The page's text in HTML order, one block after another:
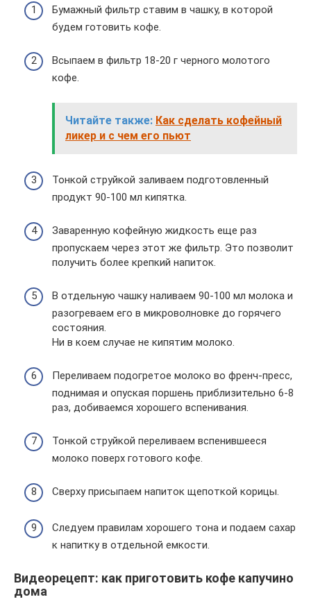
Бумажный фильтр ставим в чашку, в которой
будем готовить кофе.
Всыпаем в фильтр 18-20 г черного молотого
кофе.
Читайте также: Как сделать кофейный
ликер и с чем его пьют
Тонкой струйкой заливаем подготовленный
продукт 90-100 мл кипятка.
Заваренную кофейную жидкость еще раз
пропускаем через этот же фильтр. Это позволит
получить более крепкий напиток.
В отдельную чашку наливаем 90-100 мл молока и
разогреваем его в микроволновке до горячего
состояния.
Ни в коем случае не кипятим молоко.
Переливаем подогретое молоко во френч-пресс,
поднимая и опуская поршень приблизительно 6-8
раз, добиваемся хорошего вспенивания.
Тонкой струйкой переливаем вспенившееся
молоко поверх готового кофе.
Сверху присыпаем напиток щепоткой корицы.
Следуем правилам хорошего тона и подаем сахар
к напитку в отдельной емкости.
Видеорецепт: как приготовить кофе капучино
дома